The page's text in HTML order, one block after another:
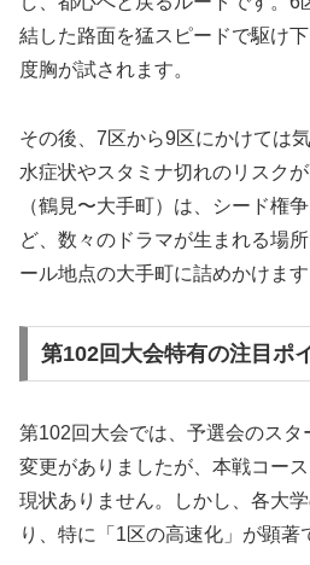
結した路面を猛スピードで駆け
度胸が試されます。
その後、7区から9区にかけては
水症状やスタミナ切れのリスク
（鶴見〜大手町）は、シード権
ど、数々のドラマが生まれる場
ール地点の大手町に詰めかけます
第102回大会特有の注目ポ
第102回大会では、予選会のス
変更がありましたが、本戦コー
現状ありません。しかし、各大
り、特に「1区の高速化」が顕著